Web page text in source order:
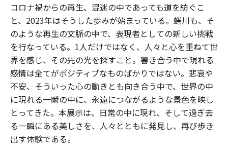
コロナ禍からの再生、混迷の中であっても道を紡ぐこ
と、2023年はそうした歩みが始まっている。蜷川も、そ
のような再生の文脈の中で、表現者としての新しい挑戦
を行なっている。1人だけではなく、人々と心を重ねて世
界を感じ、その先の光を探すこと。響き合う中で現れる
感情は全てがポジティブなものばかりではない。悲哀や
不安、そういった心の動きとも向き合う中で、世界の中
に現れる一瞬の中に、永遠につながるような景色を映し
とってきた。本展示は、日常の中に現れ、そして過ぎ去
る一瞬にある美しさを、人々とともに発見し、再び歩き
出す体験である。